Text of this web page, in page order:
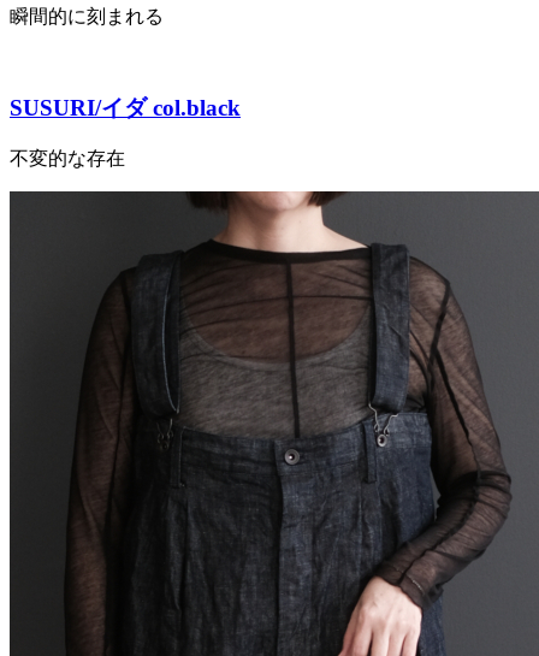
瞬間的に刻まれる
SUSURI/イダ col.black
不変的な存在